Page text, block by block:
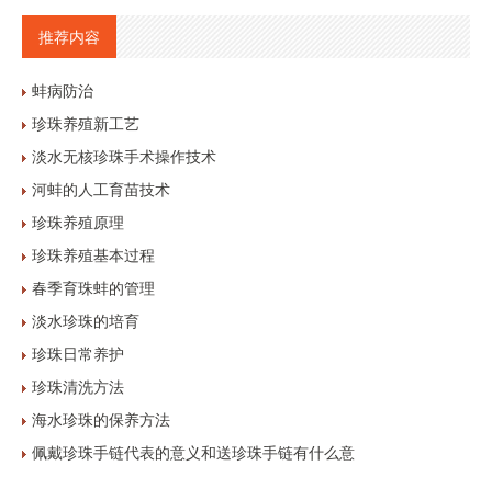
推荐内容
蚌病防治
珍珠养殖新工艺
淡水无核珍珠手术操作技术
河蚌的人工育苗技术
珍珠养殖原理
珍珠养殖基本过程
春季育珠蚌的管理
淡水珍珠的培育
珍珠日常养护
珍珠清洗方法
海水珍珠的保养方法
佩戴珍珠手链代表的意义和送珍珠手链有什么意